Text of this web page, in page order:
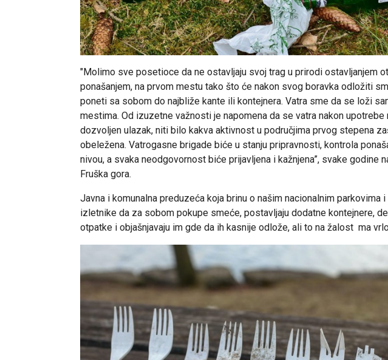
"Molimo sve posetioce da ne ostavljaju svoj trag u prirodi ostavljanjem
ponašanjem, na prvom mestu tako što će nakon svog boravka odložiti
poneti sa sobom do najbliže kante ili kontejnera. Vatra sme da se loži
mestima. Od izuzetne važnosti je napomena da se vatra nakon
dozvoljen ulazak, niti bilo kakva aktivnost u područjima prvog stepena
obeležena. Vatrogasne brigade biće u stanju pripravnosti, kontrola
nivou, a svaka neodgovornost biće prijavljena i kažnjena”, svake godine
Fruška gora.
Javna i komunalna preduzeća koja brinu o našim nacionalnim parkovima
izletnike da za sobom pokupe smeće, postavljaju dodatne kontejnere,
otpatke i objašnjavaju im gde da ih kasnije odlože, ali to na žalost ma